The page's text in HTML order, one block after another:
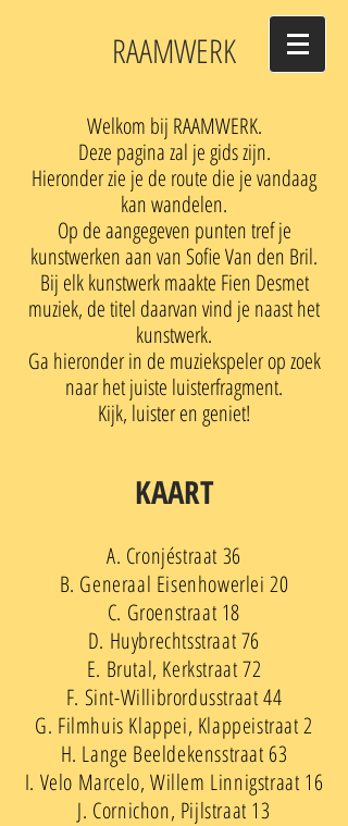
RAAMWERK
Welkom bij RAAMWERK.
Deze pagina zal je gids zijn.
Hieronder zie je de route die je vandaag
kan wandelen.
Op de aangegeven punten tref je
kunstwerken aan van Sofie Van den Bril.
Bij elk kunstwerk maakte Fien Desmet
muziek, de titel daarvan vind je naast het
kunstwerk.
Ga hieronder in de muziekspeler op zoek
naar het juiste luisterfragment.
Kijk, luister en geniet!
KAART
A. Cronjéstraat 36
B. Generaal Eisenhowerlei 20
C. Groenstraat 18
D. Huybrechtsstraat 76
E. Brutal, Kerkstraat 72
F. Sint-Willibrordusstraat 44
G. Filmhuis Klappei, Klappeistraat 2
H. Lange Beeldekensstraat 63
I. Velo Marcelo, Willem Linnigstraat 16
J. Cornichon, Pijlstraat 13